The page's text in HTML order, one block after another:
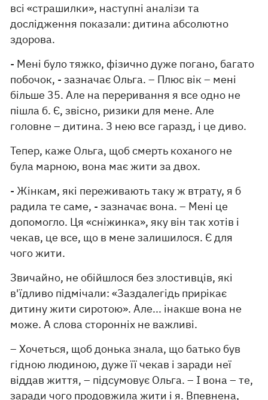
всі «страшилки», наступні аналізи та
дослідження показали: дитина абсолютно
здорова.
- Мені було тяжко, фізично дуже погано, багато
побочок, - зазначає Ольга. – Плюс вік – мені
більше 35. Але на переривання я все одно не
пішла б. Є, звісно, ​​ризики для мене. Але
головне – дитина. З нею все гаразд, і це диво.
Тепер, каже Ольга, щоб смерть коханого не
була марною, вона має жити за двох.
- Жінкам, які переживають таку ж втрату, я б
радила те саме, - зазначає вона. – Мені це
допомогло. Ця «сніжинка», яку він так хотів і
чекав, це все, що в мене залишилося. Є для
чого жити.
Звичайно, не обійшлося без злостивців, які
в'їдливо підмічали: «Заздалегідь прирікає
дитину жити сиротою». Але... інакше вона не
може. А слова сторонніх не важливі.
– Хочеться, щоб донька знала, що батько був
гідною людиною, дуже її чекав і заради неї
віддав життя, – підсумовує Ольга. – І вона – те,
заради чого продовжила жити і я. Впевнена,